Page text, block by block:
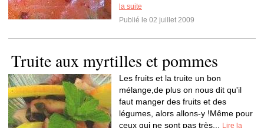
la suite
Publié le 02 juillet 2009
Truite aux myrtilles et pommes
Les fruits et la truite un bon
mélange,de plus on nous dit qu'il
faut manger des fruits et des
légumes, alors allons-y !Même pour
ceux qui ne sont pas très...
Lire la